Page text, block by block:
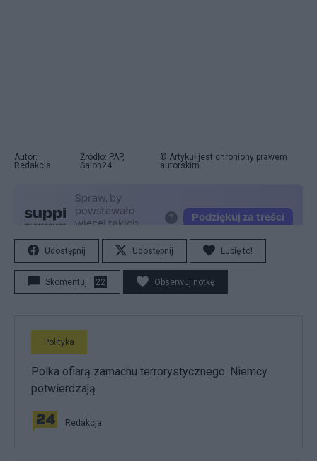
Autor:
Redakcja
Źródło: PAP,
Salon24
© Artykuł jest chroniony prawem
autorskim.
Udostępnij Udostępnij Lubię to!
Skomentuj 22 Obserwuj notkę
Polityka
Polka ofiarą zamachu terrorystycznego. Niemcy
potwierdzają
Redakcja